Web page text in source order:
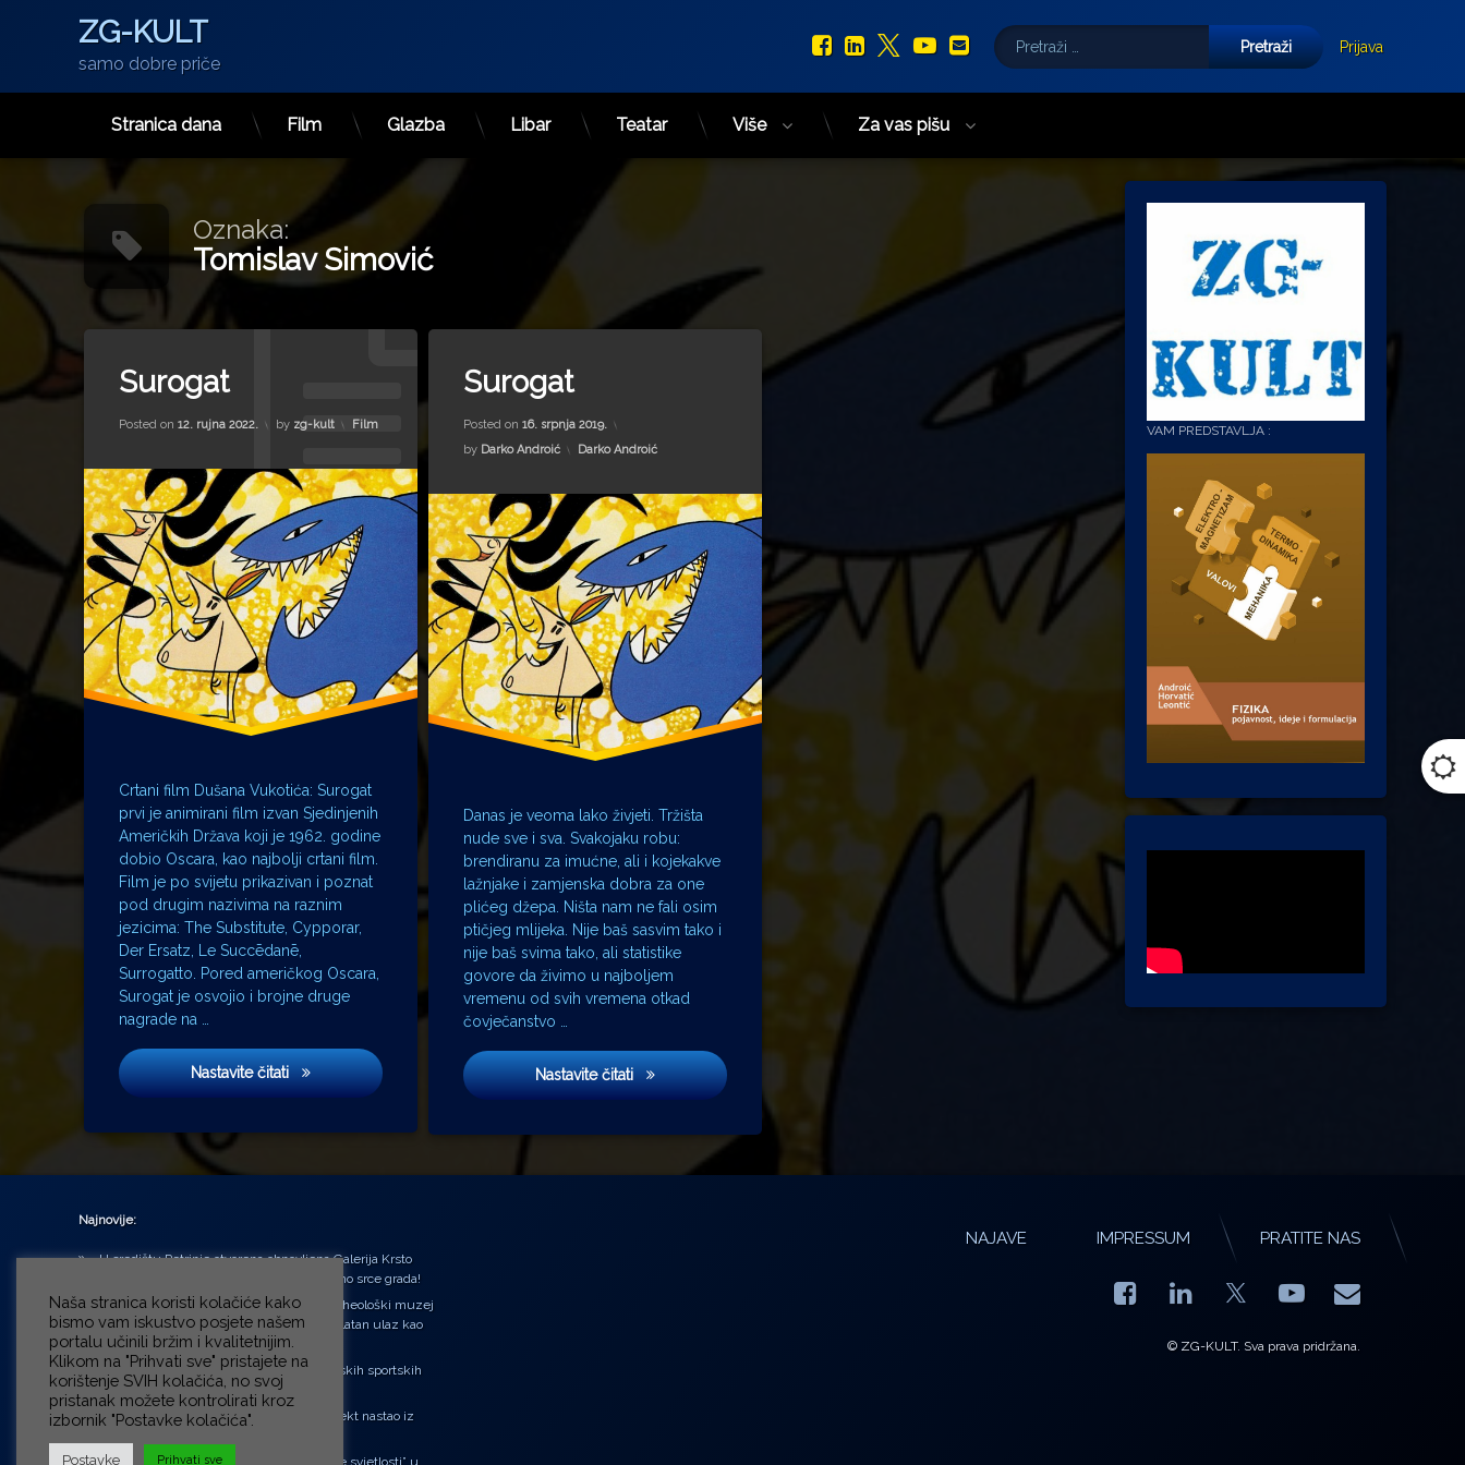
ZG-KULT
samo dobre priče
Facebook
LinkedIn
X.com
YouTube
E-mail
Pretraži:
Prijava
Stranica dana Film Glazba Libar Teatar Više Za vas pišu
Oznaka:
Tomislav Simović
Surogat
Posted on 12. rujna 2022.
Updated on 12. rujna 2022.
by zg-kult Kategorije:
Film
Crtani film Dušana Vukotića: Surogat
prvi je animirani film izvan Sjedinjenih
Američkih Država koji je 1962. godine
dobio Oscara, kao najbolji crtani film.
Film je po svijetu prikazivan i poznat
pod drugim nazivima na raznim
jezicima: The Substitute, Cypporar,
Der Ersatz, Le Succēdanē,
Surrogatto. Pored američkog Oscara,
Surogat je osvojio i brojne druge
nagrade na …
Nastavite čitatiSurogat
Oskar
Rudolf Sremec
Tomislav Simović
Vlaška ulica
Zagrebačka škola crtanog filma
Surogat
Posted on 16. srpnja 2019.
by Darko Androić Kategorije:
Darko Androić
Danas je veoma lako živjeti. Tržišta
nude sve i sva. Svakojaku robu:
brendiranu za imućne, ali i kojekakve
lažnjake i zamjenska dobra za one
plićeg džepa. Ništa nam ne fali osim
ptičjeg mlijeka. Nije baš sasvim tako i
nije baš svima tako, ali statistike
govore da živimo u najboljem
vremenu od svih vremena otkad
čovječanstvo …
Nastavite čitatiSurogat
Gottfried Wilhelm Leibniz
Rudolf Sremec
statistika
virtualna stvarnost
Zagreb Film
Zagrebačka škola crtanog filma
VAM PREDSTAVLJA :
Najnovije:
U središtu Petrinje otvorena obnovljena Galerija Krsto
Hegedušić: Kultura vraćena kući, u samo srce grada!
Od petka do nedjelje (31.7. – 2.8.2026.) Arheološki muzej
u Zagrebu otvara vrata građanima: Besplatan ulaz kao
zaklon od toplinskog vala
‘Ni med cvetjem ni pravice’ na Aleji hrvatskih sportskih
velikana
“Rubikova kocka – složi svoju priču”, projekt nastao iz
Pozivnica na 6. Likovnu koloniju „Buđenje svjetlosti” u
NAJAVE IMPRESSUM PRATITE NAS
Facebook
LinkedIn YouTube
E-mail
© ZG-KULT. Sva prava pridržana.
Naša stranica koristi kolačiće kako
bismo vam iskustvo posjete našem
portalu učinili bržim i kvalitetnijim.
Klikom na "Prihvati sve" pristajete na
korištenje SVIH kolačića, no svoj
pristanak možete kontrolirati kroz
izbornik "Postavke kolačića".
Postavke Prihvati sve